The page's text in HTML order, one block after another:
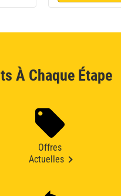
À Chaque Étape
Offres
Actuelles